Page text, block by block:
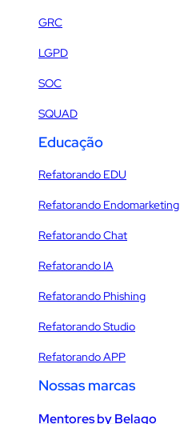
GRC
LGPD
SOC
SQUAD
Educação
Refatorando EDU
Refatorando Endomarketing
Refatorando Chat
Refatorando IA
Refatorando Phishing
Refatorando Studio
Refatorando APP
Nossas marcas
Mentores by Belago